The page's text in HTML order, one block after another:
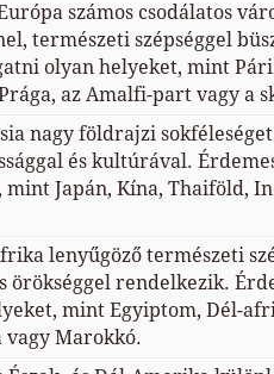
számos csodálatos
természeti szépséggel
olyan helyeket, mint
az Amalfi-part vagy a
nagy földrajzi
és kultúrával.
mint Japán, Kína, Thaiföld,
lenyűgöző természeti
örökséggel rendelkezik.
mint Egyiptom, Dél-
vagy Marokkó.